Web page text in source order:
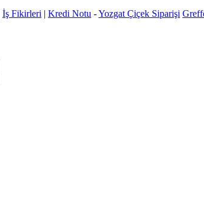
İş Fikirleri | Kredi Notu -Yozgat Çiçek Siparişi